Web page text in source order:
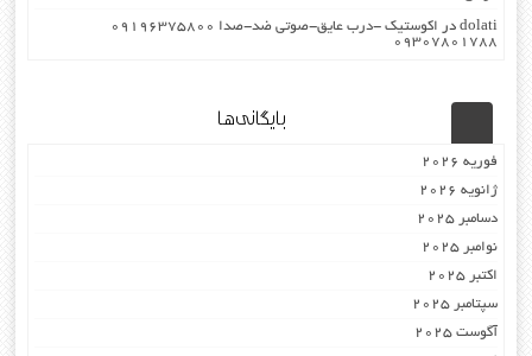
dolati در
اکوستیک -درب عایق-صوتی ضد-صدا ۰۹۱۹۶۳۷۵۸۰۰
۰۹۳۰۷۸۰۱۷۸۸
بایگانی‌ها
فوریه 2026
ژانویه 2026
دسامبر 2025
نوامبر 2025
اکتبر 2025
سپتامبر 2025
آگوست 2025